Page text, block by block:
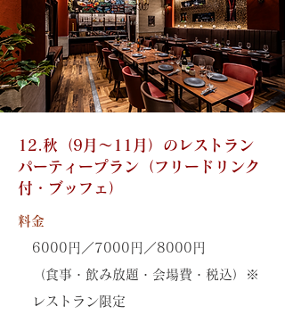
12.秋（9月～11月）のレストラン
パーティープラン（フリードリンク
付・ブッフェ）
料金
6000円／7000円／8000円
（食事・飲み放題・会場費・税込）※
レストラン限定